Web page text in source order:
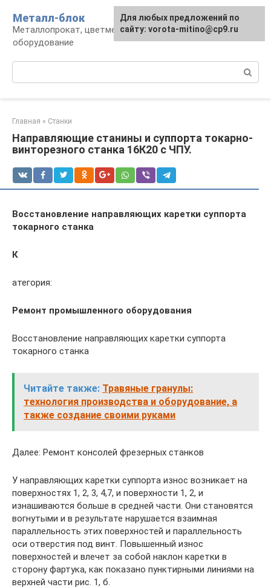
контенту
Металл-блок
Металлопрокат, цветмет, обработка и
оборудование
Главная » Станки
Направляющие станины и суппорта токарно-
винторезного станка 16К20 с ЧПУ.
Восстановление направляющих каретки суппорта
токарного станка
К
атегория:
Ремонт промышленного оборудования
Восстановление направляющих каретки суппорта
токарного станка
Читайте также: Травяные гранулы:
технология производства и оборудование, а
также создание своими руками
Далее: Ремонт консолей фрезерных станков
У направляющих каретки суппорта износ возникает на
поверхностях 1, 2, 3, 4,7, и поверхности 1, 2, и
изнашиваются больше в средней части. Они становятся
вогнутыми и в результате нарушается взаимная
параллельность этих поверхностей и параллельность
оси отверстия под винт. Повышенный износ
поверхностей и влечет за собой наклон каретки в
сторону фартука, как показано пунктирными линиями на
верхней части рис. 1, б.
Для любых предложений по
сайту: vorota-mitino@cp9.ru